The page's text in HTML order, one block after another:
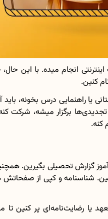
انجام میده. با این
کنین.
برای تجدیدی‌ها برگزار میشه،
کنه.
گزارش تحصیلی بگیرین.
شناسنامه و کپی از صفحاتش
یا رضایت‌نامه‌ای پر کنین